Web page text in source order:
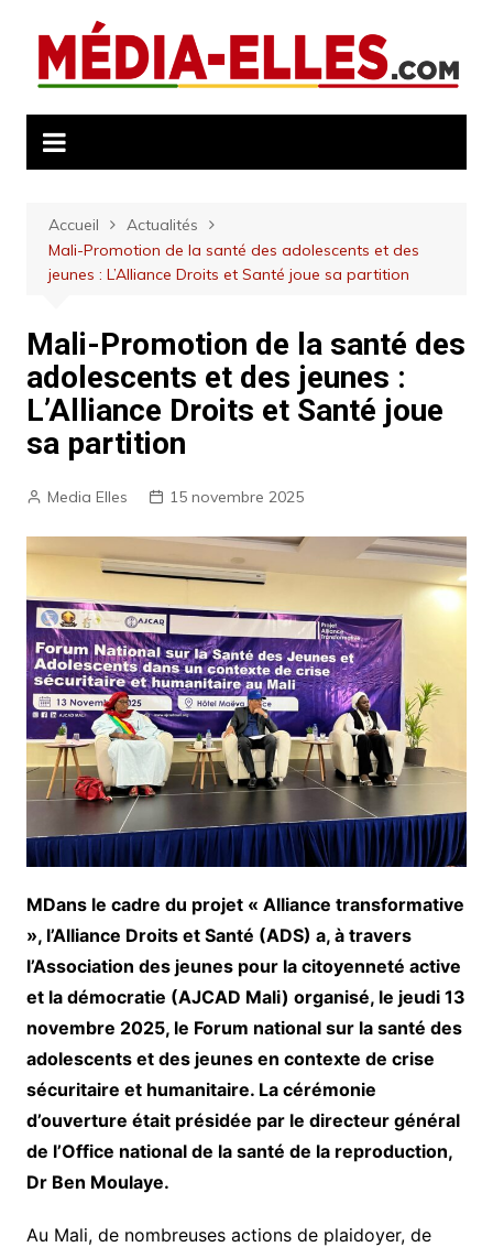
contenu
Accueil
Actualités
Mali-Promotion de la santé des adolescents et des
jeunes : L’Alliance Droits et Santé joue sa partition
Mali-Promotion de la santé des
adolescents et des jeunes :
L’Alliance Droits et Santé joue
sa partition
Media Elles 15 novembre 2025
MDans le cadre du projet « Alliance transformative
», l’Alliance Droits et Santé (ADS) a, à travers
l’Association des jeunes pour la citoyenneté active
et la démocratie (AJCAD Mali) organisé, le jeudi 13
novembre 2025, le Forum national sur la santé des
adolescents et des jeunes en contexte de crise
sécuritaire et humanitaire. La cérémonie
d’ouverture était présidée par le directeur général
de l’Office national de la santé de la reproduction,
Dr Ben Moulaye.
Au Mali, de nombreuses actions de plaidoyer, de